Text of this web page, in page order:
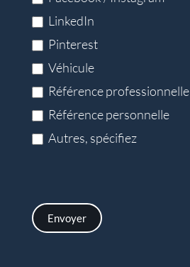
LinkedIn
Pinterest
Véhicule
Référence professionnelle
Référence personnelle
Autres, spécifiez
Envoyer